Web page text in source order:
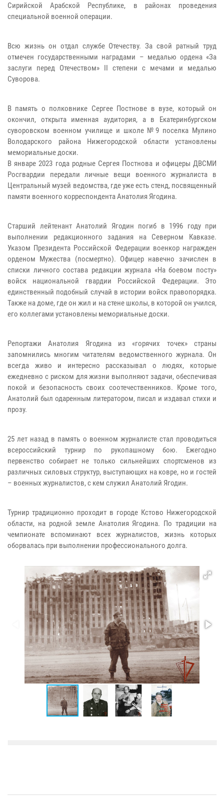
Сирийской Арабской Республике, в районах проведения
специальной военной операции.
Всю жизнь он отдал службе Отечеству. За свой ратный труд
отмечен государственными наградами – медалью ордена «За
заслуги перед Отечеством» II степени с мечами и медалью
Суворова.
В память о полковнике Сергее Постнове в вузе, который он
окончил, открыта именная аудитория, а в Екатеринбургском
суворовском военном училище и школе №9 поселка Мулино
Володарского района Нижегородской области установлены
мемориальные доски.
В январе 2023 года родные Сергея Постнова и офицеры ДВСМИ
Росгвардии передали личные вещи военного журналиста в
Центральный музей ведомства, где уже есть стенд, посвященный
памяти военного корреспондента Анатолия Ягодина.
Старший лейтенант Анатолий Ягодин погиб в 1996 году при
выполнении редакционного задания на Северном Кавказе.
Указом Президента Российской Федерации военкор награжден
орденом Мужества (посмертно). Офицер навечно зачислен в
списки личного состава редакции журнала «На боевом посту»
войск национальной гвардии Российской Федерации. Это
единственный подобный случай в истории войск правопорядка.
Также на доме, где он жил и на стене школы, в которой он учился,
его коллегами установлены мемориальные доски.
Репортажи Анатолия Ягодина из «горячих точек» страны
запомнились многим читателям ведомственного журнала. Он
всегда живо и интересно рассказывал о людях, которые
ежедневно с риском для жизни выполняют задачи, обеспечивая
покой и безопасность своих соотечественников. Кроме того,
Анатолий был одаренным литератором, писал и издавал стихи и
прозу.
25 лет назад в память о военном журналисте стал проводиться
всероссийский турнир по рукопашному бою. Ежегодно
первенство собирает не только сильнейших спортсменов из
различных силовых структур, выступающих на ковре, но и гостей
– военных журналистов, с кем служил Анатолий Ягодин.
Турнир традиционно проходит в городе Кстово Нижегородской
области, на родной земле Анатолия Ягодина. По традиции на
чемпионате вспоминают всех журналистов, жизнь которых
оборвалась при выполнении профессионального долга.